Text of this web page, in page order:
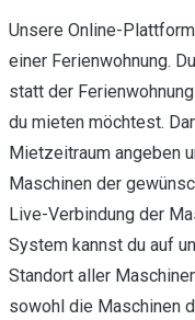
Unsere Online-
einer Ferienwohnung.
statt der
du mieten möchtest.
Mietzeitraum angeben
Maschinen der
Live-Verbindung der
System kannst du auf
Standort aller
sowohl die Maschinen